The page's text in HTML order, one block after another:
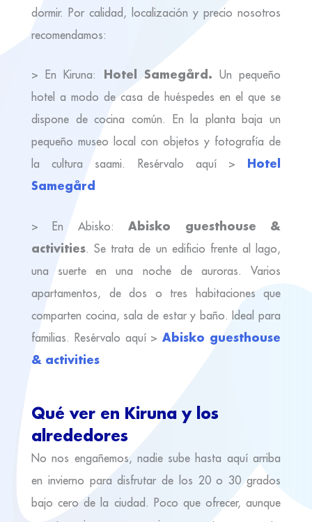
dormir. Por calidad, localización y precio nosotros
recomendamos:
> En Kiruna: Hotel Samegård. Un pequeño
hotel a modo de casa de huéspedes en el que se
dispone de cocina común. En la planta baja un
pequeño museo local con objetos y fotografía de
la cultura saami. Resérvalo aquí > Hotel
Samegård
> En Abisko:Abisko guesthouse &
activities. Se trata de un edificio frente al lago,
una suerte en una noche de auroras. Varios
apartamentos, de dos o tres habitaciones que
comparten cocina, sala de estar y baño. Ideal para
familias. Resérvalo aquí >Abisko guesthouse
& activities
Qué ver en Kiruna y los
alrededores
No nos engañemos, nadie sube hasta aquí arriba
en invierno para disfrutar de los 20 o 30 grados
bajo cero de la ciudad. Poco que ofrecer, aunque